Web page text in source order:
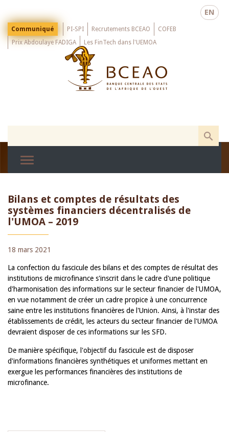
main
EN
Menu
Top
Communiqué PI-SPI Recrutements BCEAO
COFEB
Prix Abdoulaye FADIGA
Les FinTech dans l'UEMOA
Bilans et comptes de résultats des
systèmes financiers décentralisés de
l'UMOA – 2019
18 mars 2021
La confection du fascicule des bilans et des comptes de résultat des
institutions de microfinance s'inscrit dans le cadre d'une politique
d'harmonisation des informations sur le secteur financier de l'UMOA,
en vue notamment de créer un cadre propice à une concurrence
saine entre les institutions financières de l'Union. Ainsi, à l'instar des
établissements de crédit, les acteurs du secteur financier de l'UMOA
devraient disposer de ces informations sur les SFD.
De manière spécifique, l'objectif du fascicule est de disposer
d'informations financières synthétiques et uniformes mettant en
exergue les performances financières des institutions de
microfinance.